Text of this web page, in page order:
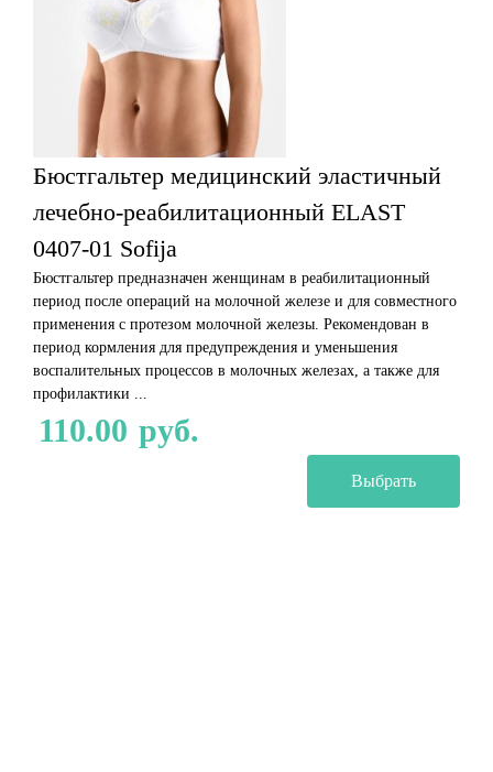
Бюстгальтер медицинский эластичный
лечебно-реабилитационный ELAST
0407-01 Sofija
Бюстгальтер предназначен женщинам в реабилитационный
период после операций на молочной железе и для совместного
применения с протезом молочной железы. Рекомендован в
период кормления для предупреждения и уменьшения
воспалительных процессов в молочных железах, а также для
профилактики ...
руб.
110.00
Выбрать